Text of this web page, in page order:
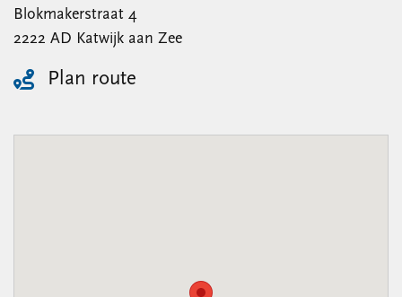
Blokmakerstraat 4
2222 AD Katwijk aan Zee
Plan route